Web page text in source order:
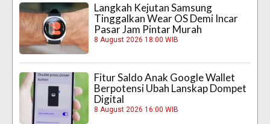
Langkah Kejutan Samsung
Tinggalkan Wear OS Demi Incar
Pasar Jam Pintar Murah
8 August 2026 18:00 WIB
Fitur Saldo Anak Google Wallet
Berpotensi Ubah Lanskap Dompet
Digital
8 August 2026 16:00 WIB